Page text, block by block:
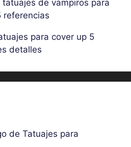
tatuajes de vampiros para
referencias
para cover up 5
detalles
de Tatuajes para